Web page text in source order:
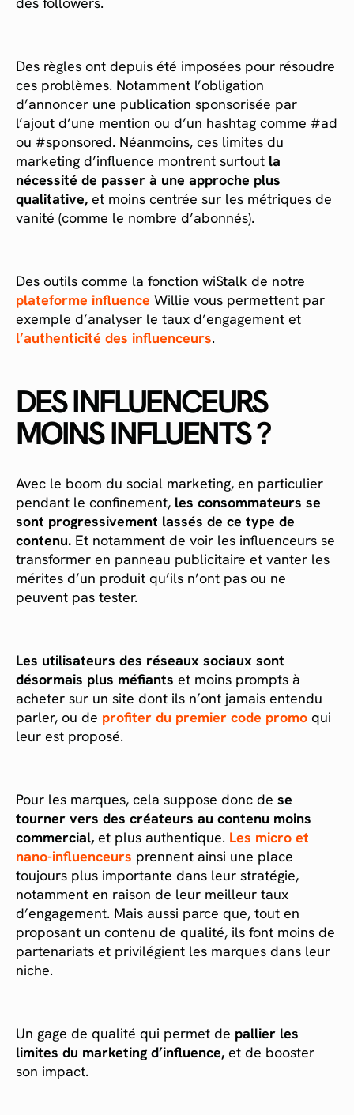
Des règles ont depuis été imposées pour résoudre
ces problèmes. Notamment l’obligation
d’annoncer une publication sponsorisée par
l’ajout d’une mention ou d’un hashtag comme #ad
ou #sponsored. Néanmoins, ces limites du
marketing d’influence montrent surtout la
nécessité de passer à une approche plus
qualitative, et moins centrée sur les métriques de
vanité (comme le nombre d’abonnés).
Des outils comme la fonction wiStalk de notre
plateforme influence Willie vous permettent par
exemple d’analyser le taux d’engagement et
l’authenticité des influenceurs.
DES INFLUENCEURS
MOINS INFLUENTS ?
Avec le boom du social marketing, en particulier
pendant le confinement, les consommateurs se
sont progressivement lassés de ce type de
contenu. Et notamment de voir les influenceurs se
transformer en panneau publicitaire et vanter les
mérites d’un produit qu’ils n’ont pas ou ne
peuvent pas tester.
Les utilisateurs des réseaux sociaux sont
désormais plus méfiants et moins prompts à
acheter sur un site dont ils n’ont jamais entendu
parler, ou de profiter du premier code promo qui
leur est proposé.
Pour les marques, cela suppose donc de se
tourner vers des créateurs au contenu moins
commercial, et plus authentique. Les micro et
nano-influenceurs prennent ainsi une place
toujours plus importante dans leur stratégie,
notamment en raison de leur meilleur taux
d’engagement. Mais aussi parce que, tout en
proposant un contenu de qualité, ils font moins de
partenariats et privilégient les marques dans leur
niche.
Un gage de qualité qui permet de pallier les
limites du marketing d’influence, et de booster
son impact.